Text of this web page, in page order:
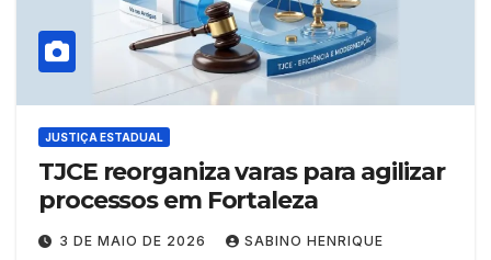
JUSTIÇA ESTADUAL
TJCE reorganiza varas para agilizar
processos em Fortaleza
3 DE MAIO DE 2026 SABINO HENRIQUE